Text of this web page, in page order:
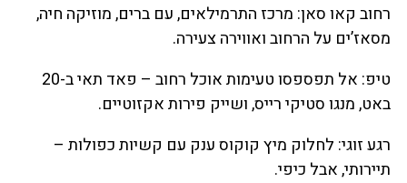
רחוב קאו סאן: מרכז התרמילאים, עם ברים, מוזיקה חיה,
מסאז’ים על הרחוב ואווירה צעירה.
טיפ: אל תפספסו טעימות אוכל רחוב – פאד תאי ב-20
באט, מנגו סטיקי רייס, ושייק פירות אקזוטיים.
רגע זוגי: לחלוק מיץ קוקוס ענק עם קשיות כפולות –
תיירותי, אבל כיפי.